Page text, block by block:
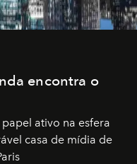
encontra o
ativo na esfera
casa de mídia de